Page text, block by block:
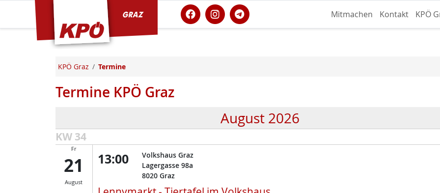
Mitmachen Kontakt KPÖ
KPÖ Graz Termine
Termine KPÖ Graz
August 2026
KW 34
Fr
21
August
13:00
Volkshaus Graz
Lagergasse 98a
8020 Graz